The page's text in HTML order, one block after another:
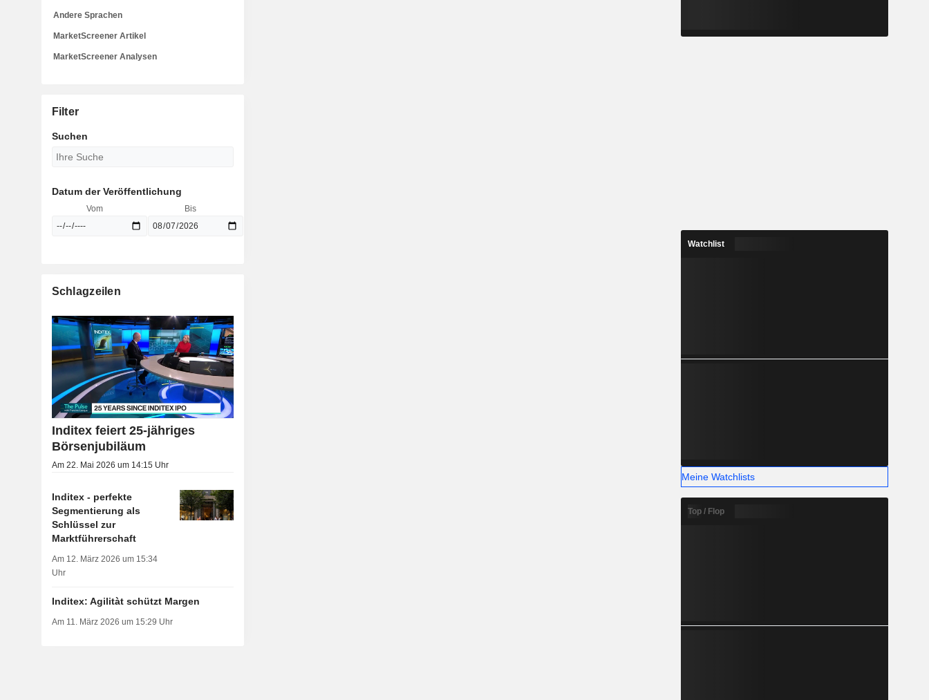
Andere Sprachen
MarketScreener Artikel
MarketScreener Analysen
Filter
Suchen
Datum der Veröffentlichung
Vom Bis
Schlagzeilen
Inditex feiert 25-jähriges
Börsenjubiläum
Am 22. Mai 2026 um 14:15 Uhr
Inditex - perfekte
Segmentierung als
Schlüssel zur
Marktführerschaft
Am 12. März 2026 um 15:34
Uhr
Inditex: Agilitàt schützt Margen
Am 11. März 2026 um 15:29 Uhr
Watchlist
Meine Watchlists
Top / Flop